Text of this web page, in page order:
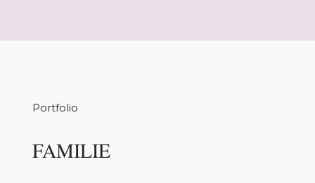
Portfolio
FAMILIE